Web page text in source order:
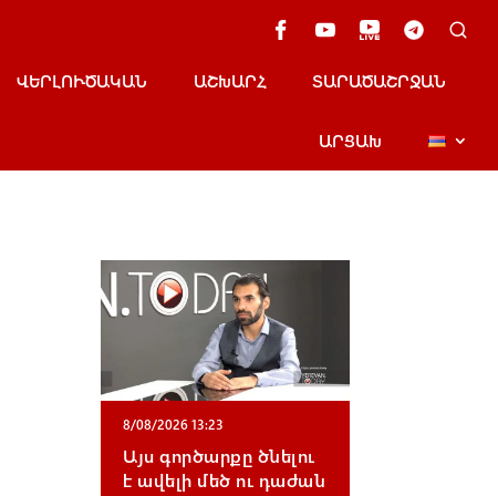
ՎԵՐԼՈՒԾԱԿԱՆ ԱՇԽԱՐՀ ՏԱՐԱԾԱՇՐՋԱՆ
ԱՐՑԱԽ
8/08/2026 13:23
Այս գործարքը ծնելու
է ավելի մեծ ու դաժան